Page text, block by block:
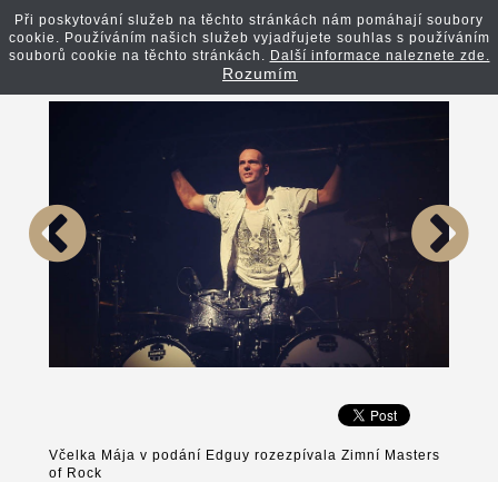
Zpět na článek
Včelka Mája v podání Edguy rozezpívala Zimní Masters
of Rock
Při poskytování služeb na těchto stránkách nám pomáhají soubory
cookie. Používáním našich služeb vyjadřujete souhlas s používáním
souborů cookie na těchto stránkách. Další informace naleznete zde.
Rozumím